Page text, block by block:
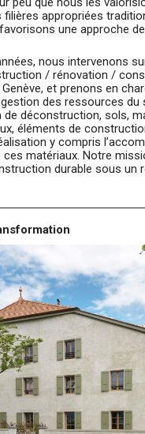
appropriées
une approche
nous intervenons
/ rénovation /
et prenons en
des ressources du
de déconstruction, sols,
éléments de
y compris
matériaux. Notre
durable sous un